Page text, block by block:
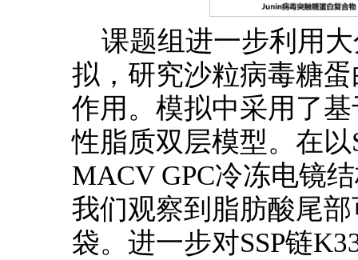
课题组进一步利用
拟，研究沙粒病毒糖
作用。模拟中采用了
性脂质双层模型。在
MACV GPC冷冻电镜
我们观察到脂肪酸尾
袋。进一步对SSP链